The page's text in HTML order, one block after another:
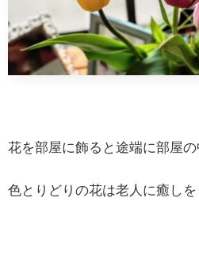
花を部屋に飾ると途端に部屋の
色とりどりの花は老人に癒しを